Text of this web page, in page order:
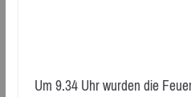
Um 9.34 Uhr wurden die